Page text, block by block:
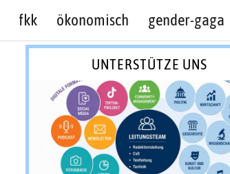
fkk ökonomisch gender-gaga
UNTERSTÜTZE UNS